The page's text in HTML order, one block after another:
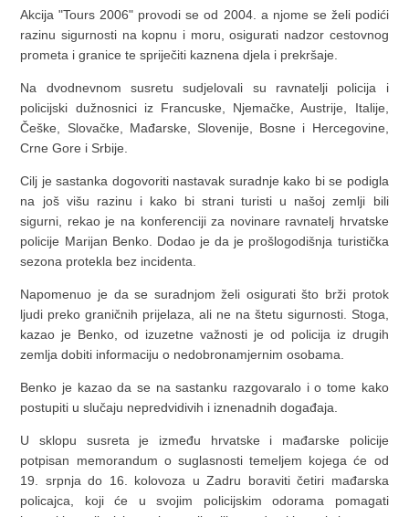
Akcija "Tours 2006" provodi se od 2004. a njome se želi podići
razinu sigurnosti na kopnu i moru, osigurati nadzor cestovnog
prometa i granice te spriječiti kaznena djela i prekršaje.
Na dvodnevnom susretu sudjelovali su ravnatelji policija i
policijski dužnosnici iz Francuske, Njemačke, Austrije, Italije,
Češke, Slovačke, Mađarske, Slovenije, Bosne i Hercegovine,
Crne Gore i Srbije.
Cilj je sastanka dogovoriti nastavak suradnje kako bi se podigla
na još višu razinu i kako bi strani turisti u našoj zemlji bili
sigurni, rekao je na konferenciji za novinare ravnatelj hrvatske
policije Marijan Benko. Dodao je da je prošlogodišnja turistička
sezona protekla bez incidenta.
Napomenuo je da se suradnjom želi osigurati što brži protok
ljudi preko graničnih prijelaza, ali ne na štetu sigurnosti. Stoga,
kazao je Benko, od izuzetne važnosti je od policija iz drugih
zemlja dobiti informaciju o nedobronamjernim osobama.
Benko je kazao da se na sastanku razgovaralo i o tome kako
postupiti u slučaju nepredvidivih i iznenadnih događaja.
U sklopu susreta je između hrvatske i mađarske policije
potpisan memorandum o suglasnosti temeljem kojega će od
19. srpnja do 16. kolovoza u Zadru boraviti četiri mađarska
policajca, koji će u svojim policijskim odorama pomagati